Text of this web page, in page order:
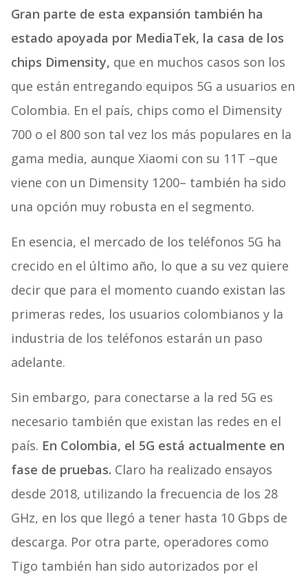
Gran parte de esta expansión también ha
estado apoyada por MediaTek, la casa de los
chips Dimensity, que en muchos casos son los
que están entregando equipos 5G a usuarios en
Colombia. En el país, chips como el Dimensity
700 o el 800 son tal vez los más populares en la
gama media, aunque Xiaomi con su 11T –que
viene con un Dimensity 1200– también ha sido
una opción muy robusta en el segmento.
En esencia, el mercado de los teléfonos 5G ha
crecido en el último año, lo que a su vez quiere
decir que para el momento cuando existan las
primeras redes, los usuarios colombianos y la
industria de los teléfonos estarán un paso
adelante.
Sin embargo, para conectarse a la red 5G es
necesario también que existan las redes en el
país. En Colombia, el 5G está actualmente en
fase de pruebas. Claro ha realizado ensayos
desde 2018, utilizando la frecuencia de los 28
GHz, en los que llegó a tener hasta 10 Gbps de
descarga. Por otra parte, operadores como
Tigo también han sido autorizados por el